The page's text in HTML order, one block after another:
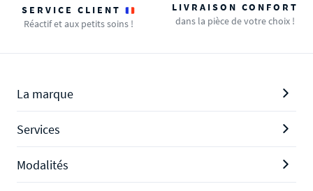
SERVICE CLIENT
Réactif et aux petits soins !
LIVRAISON CONFORT
dans la pièce de votre choix !
La marque
Services
Modalités